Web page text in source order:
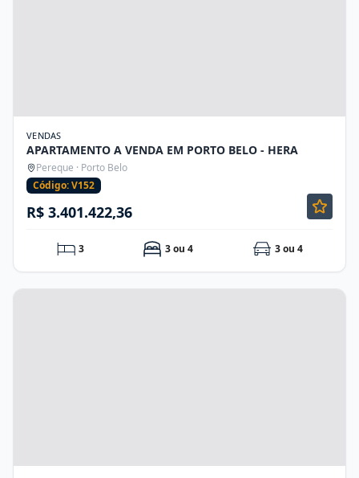
VENDAS
APARTAMENTO A VENDA EM PORTO BELO - HERA
Pereque · Porto Belo
Código: V152
R$ 3.401.422,36
3 3 ou 4 3 ou 4